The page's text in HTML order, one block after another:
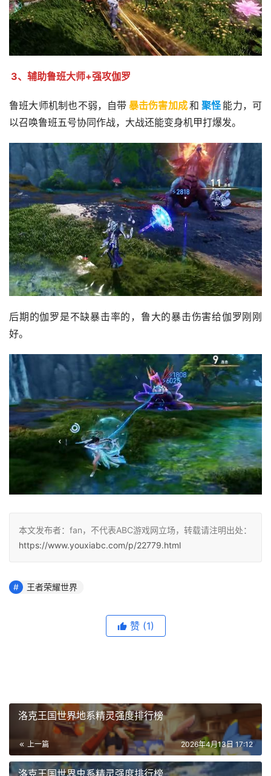
3、辅助鲁班大师+强攻伽罗
鲁班大师机制也不弱，自带 暴击伤害加成和 聚怪能力，可
以召唤鲁班五号协同作战，大战还能变身机甲打爆发。
后期的伽罗是不缺暴击率的，鲁大的暴击伤害给伽罗刚刚
好。
本文发布者：fan，不代表ABC游戏网立场，转载请注明出处：
https://www.youxiabc.com/p/22779.html
王者荣耀世界
赞 (1)
洛克王国世界地系精灵强度排行榜
上一篇 2026年4月13日 17:12